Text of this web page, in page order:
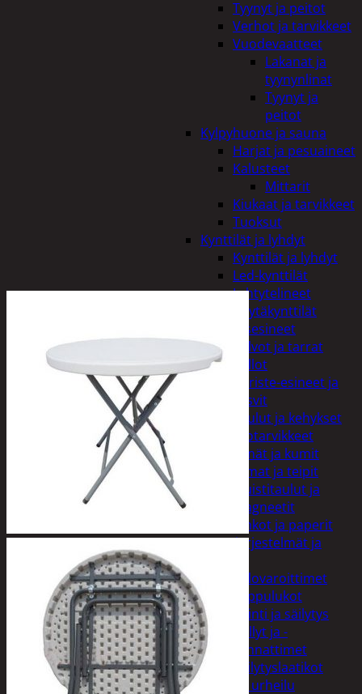
Tyynyt ja peitot
Verhot ja tarvikkeet
Vuodevaatteet
Lakanat ja
tyynynlinat
Tyynyt ja
peitot
Kylpyhuone ja sauna
Harjat ja pesuaineet
Kalusteet
Mittarit
Kiukaat ja tarvikkeet
Tuoksut
Kynttilät ja lyhdyt
Kynttilät ja lyhdyt
Led-kynttilät
Lyhtytelineet
Pöytäkynttilät
Sisustusesineet
Kalvot ja tarrat
Kellot
Koriste-esineet ja
kasvit
Taulut ja kehykset
Toimistotarvikkeet
Kynät ja kumit
Liimat ja teipit
Muistitaulut ja
magneetit
Vihkot ja paperit
Turvajärjestelmät ja
Palovaroittimet
Riippulukot
Varastointi ja säilytys
Hyllyt ja -
kannattimet
Säilytyslaatikot
Vapaa-aika ja urheilu